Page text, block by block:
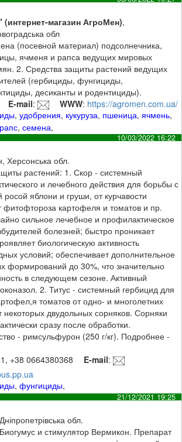
магазин АгроМен),
обл
(посевной материал) подсолнечника,
ячменя и рапса ведущих мировых
2. Средства защиты растений ведущих
(гербициды, фунгициды,
десиканты и родентициды).
E-mail: WWW: https://agromen.com.ua/
,удобрения, кукуруза, пшеница,ячмень,
рапс,семена,
10/03/2022 16:22
Херсонська обл.
растений: 1. Скор - системный
и лечебного действия для борьбы с
яблони и груши, от курчавости
фитофтороза картофеля и томатов и пр.
сильное лечебное и профилактическое
болезней; быстро проникает
биологическую активность
условий; обеспечивает дополнительное
формирований до 30%, что значительно
в следующем сезоне. Активный
2. Титус - системный гербицид для
томатов от одно- и многолетних
некоторых двудольных сорняков. Сорняки
сразу после обработки.
- римсульфурон (250 г/кг). Подробнее -
+38 0664380368 E-mail:
,фунгициды,
21/12/2021 19:25
обл.
и стимулятор Вермикон. Препарат